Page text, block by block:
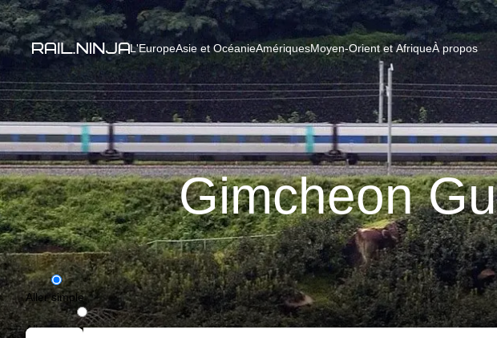
L'EuropeAsie et OcéanieAmériquesMoyen-Orient et AfriqueÀ propos
Gimcheon
Aller simple
Aller-retour